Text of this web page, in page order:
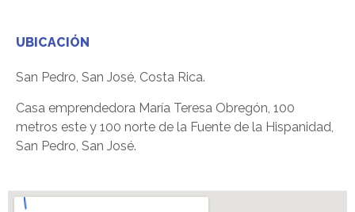
UBICACIÓN
San Pedro, San José, Costa Rica.
Casa emprendedora María Teresa Obregón, 100
metros este y 100 norte de la Fuente de la Hispanidad,
San Pedro, San José.